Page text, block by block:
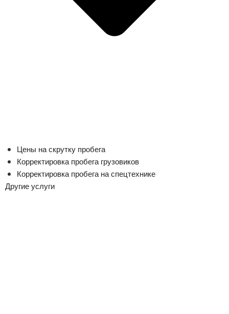
Цены на скрутку пробега
Корректировка пробега грузовиков
Корректировка пробега на спецтехнике
Другие услуги